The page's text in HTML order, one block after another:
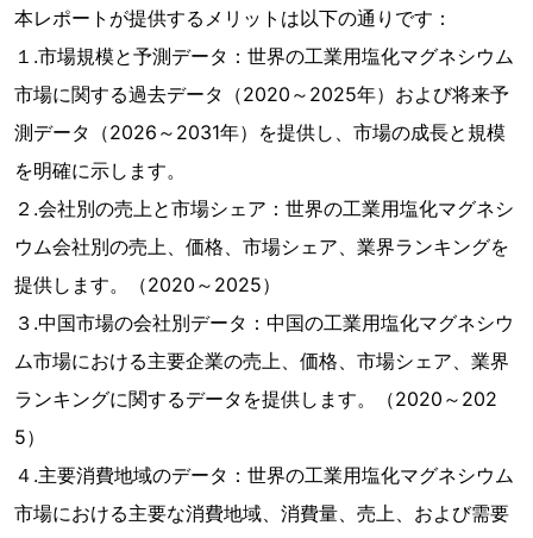
本レポートが提供するメリットは以下の通りです：
１.市場規模と予測データ：世界の工業用塩化マグネシウム
市場に関する過去データ（2020～2025年）および将来予
測データ（2026～2031年）を提供し、市場の成長と規模
を明確に示します。
２.会社別の売上と市場シェア：世界の工業用塩化マグネシ
ウム会社別の売上、価格、市場シェア、業界ランキングを
提供します。（2020～2025）
３.中国市場の会社別データ：中国の工業用塩化マグネシウ
ム市場における主要企業の売上、価格、市場シェア、業界
ランキングに関するデータを提供します。（2020～202
5）
４.主要消費地域のデータ：世界の工業用塩化マグネシウム
市場における主要な消費地域、消費量、売上、および需要